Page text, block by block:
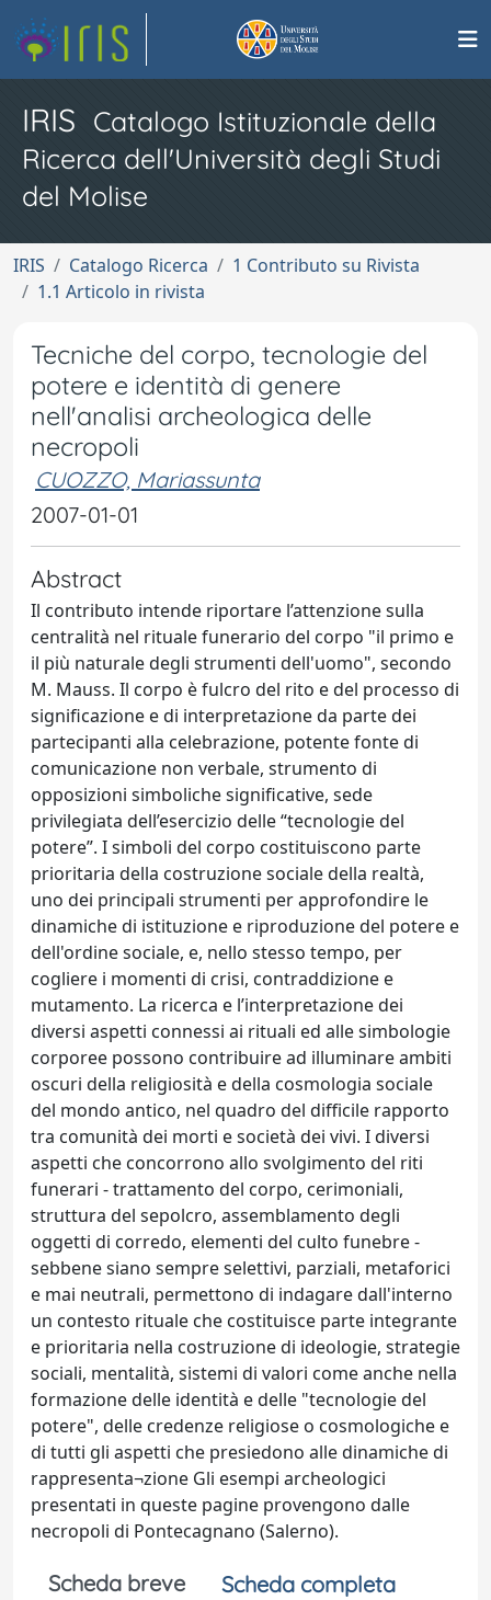
IRIS Catalogo Istituzionale della
Ricerca dell'Università degli Studi
del Molise
IRIS Catalogo Ricerca
1 Contributo su Rivista
1.1 Articolo in rivista
Tecniche del corpo, tecnologie del
potere e identità di genere
nell'analisi archeologica delle
necropoli
CUOZZO, Mariassunta
2007-01-01
Abstract
Il contributo intende riportare l’attenzione sulla
centralità nel rituale funerario del corpo "il primo e
il più naturale degli strumenti dell'uomo", secondo
M. Mauss. Il corpo è fulcro del rito e del processo di
significazione e di interpretazione da parte dei
partecipanti alla celebrazione, potente fonte di
comunicazione non verbale, strumento di
opposizioni simboliche significative, sede
privilegiata dell’esercizio delle “tecnologie del
potere”. I simboli del corpo costituiscono parte
prioritaria della costruzione sociale della realtà,
uno dei principali strumenti per approfondire le
dinamiche di istituzione e riproduzione del potere e
dell'ordine sociale, e, nello stesso tempo, per
cogliere i momenti di crisi, contraddizione e
mutamento. La ricerca e l’interpretazione dei
diversi aspetti connessi ai rituali ed alle simbologie
corporee possono contribuire ad illuminare ambiti
oscuri della religiosità e della cosmologia sociale
del mondo antico, nel quadro del difficile rapporto
tra comunità dei morti e società dei vivi. I diversi
aspetti che concorrono allo svolgimento del riti
funerari - trattamento del corpo, cerimoniali,
struttura del sepolcro, assemblamento degli
oggetti di corredo, elementi del culto funebre -
sebbene siano sempre selettivi, parziali, metaforici
e mai neutrali, permettono di indagare dall'interno
un contesto rituale che costituisce parte integrante
e prioritaria nella costruzione di ideologie, strategie
sociali, mentalità, sistemi di valori come anche nella
formazione delle identità e delle "tecnologie del
potere", delle credenze religiose o cosmologiche e
di tutti gli aspetti che presiedono alle dinamiche di
rappresenta¬zione Gli esempi archeologici
presentati in queste pagine provengono dalle
necropoli di Pontecagnano (Salerno).
Scheda breve
Scheda completa